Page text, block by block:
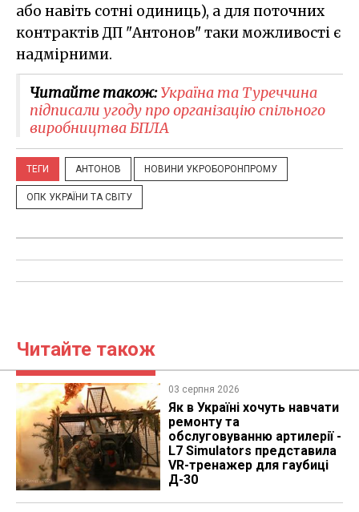
або навіть сотні одиниць), а для поточних
контрактів ДП "Антонов" таки можливості є
надмірними.
Читайте також:Україна та Туреччина
підписали угоду про організацію спільного
виробництва БПЛА
ТЕГИ АНТОНОВ НОВИНИ УКРОБОРОНПРОМУ
ОПК УКРАЇНИ ТА СВІТУ
Читайте також
03 серпня 2026
Як в Україні хочуть навчати
ремонту та
обслуговуванню артилерії -
L7 Simulators представила
VR-тренажер для гаубиці
Д-30